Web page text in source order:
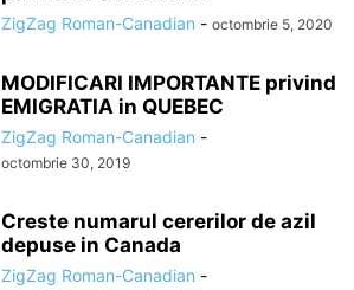
ZigZag Roman-Canadian - octombrie 5, 2020
MODIFICARI IMPORTANTE privind
EMIGRATIA in QUEBEC
ZigZag Roman-Canadian -
octombrie 30, 2019
Creste numarul cererilor de azil
depuse in Canada
ZigZag Roman-Canadian -